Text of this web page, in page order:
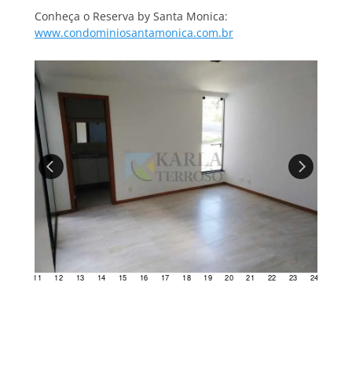
Conheça o Reserva by Santa Monica:
www.condominiosantamonica.com.br